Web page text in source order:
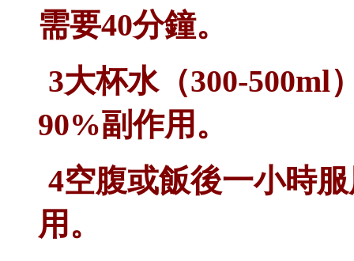
需要40分鐘。
3大杯水（300-500ml
90%副作用。
4空腹或飯後一小時
用。